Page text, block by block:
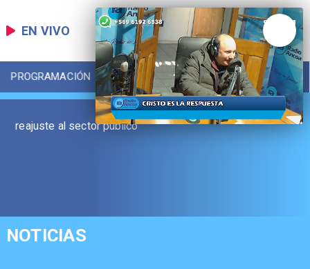
EN VIVO
PROGRAMACIÓN LOCAL DEPORTES
reajuste al sector público
NOTICIAS